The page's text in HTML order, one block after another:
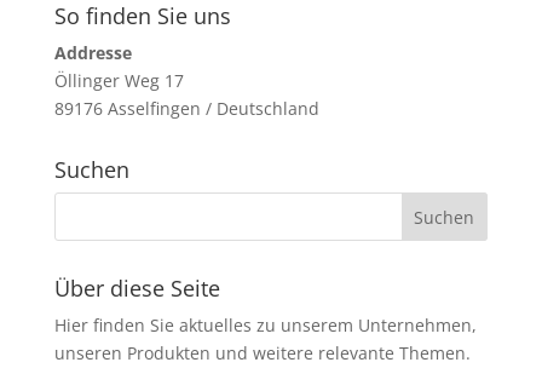
So finden Sie uns
Addresse
Öllinger Weg 17
89176 Asselfingen / Deutschland
Suchen
Über diese Seite
Hier finden Sie aktuelles zu unserem Unternehmen,
unseren Produkten und weitere relevante Themen.